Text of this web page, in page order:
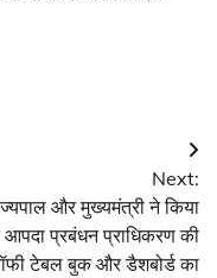
Next:
और मुख्यमंत्री ने किया
आपदा प्रबंधन प्राधिकरण की
टेबल बुक और डैशबोर्ड का